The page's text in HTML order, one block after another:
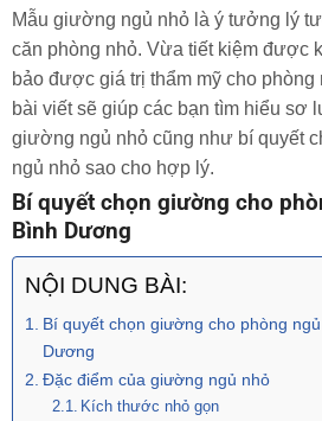
Mẫu giường ngủ nhỏ là ý tưởng lý
căn phòng nhỏ. Vừa tiết kiệm được
bảo được giá trị thẩm mỹ cho
bài viết sẽ giúp các bạn tìm hiểu sơ
giường ngủ nhỏ cũng như bí quyết
ngủ nhỏ sao cho hợp lý.
Bí quyết chọn giường cho
Bình Dương
NỘI DUNG BÀI:
Bí quyết chọn giường cho phòng
Dương
Đặc điểm của giường ngủ nhỏ
Kích thước nhỏ gọn